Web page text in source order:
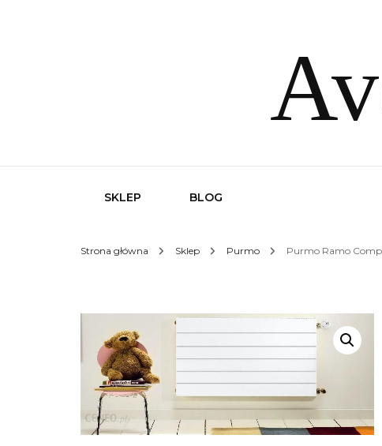
SKLEP BLOG
Strona główna Sklep Purmo Purmo Ramo